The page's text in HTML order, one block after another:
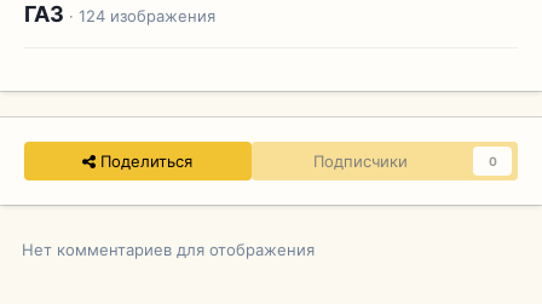
ГАЗ · 124 изображения
Поделиться Подписчики 0
Нет комментариев для отображения